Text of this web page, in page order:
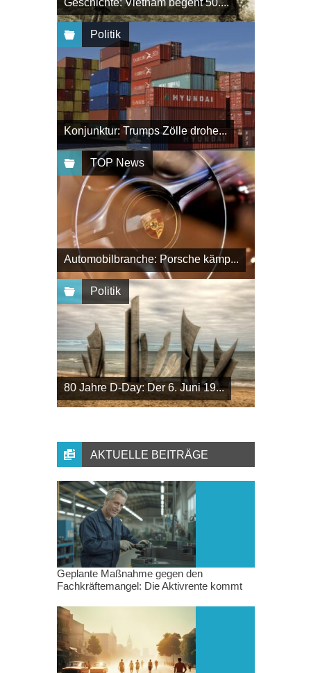
Geschichte: Vietnam begeht 50....
Politik
Konjunktur: Trumps Zölle drohe...
TOP News
Automobilbranche: Porsche kämp...
Politik
80 Jahre D-Day: Der 6. Juni 19...
AKTUELLE BEITRÄGE
Geplante Maßnahme gegen den
Fachkräftemangel: Die Aktivrente kommt